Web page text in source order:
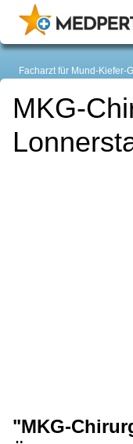
Facharzt für Mund-Kiefer-
MKG-
"MKG-